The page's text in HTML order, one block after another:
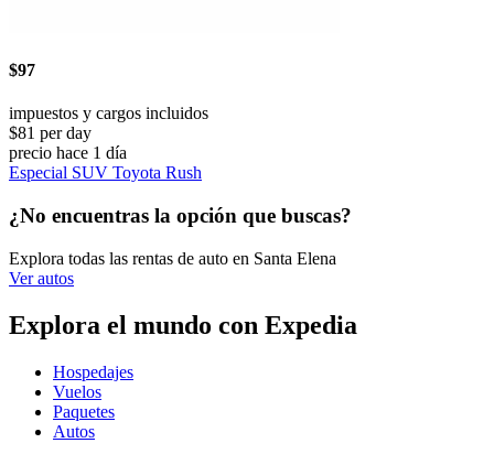
$97
impuestos y cargos incluidos
$81 per day
precio hace 1 día
Especial SUV Toyota Rush
¿No encuentras la opción que buscas?
Explora todas las rentas de auto en Santa Elena
Ver autos
Explora el mundo con Expedia
Hospedajes
Vuelos
Paquetes
Autos